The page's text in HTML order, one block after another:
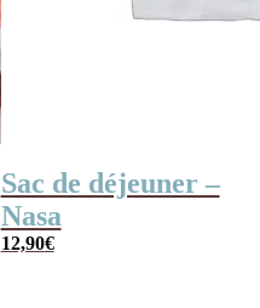
Sac de déjeuner –
Nasa
12,90€